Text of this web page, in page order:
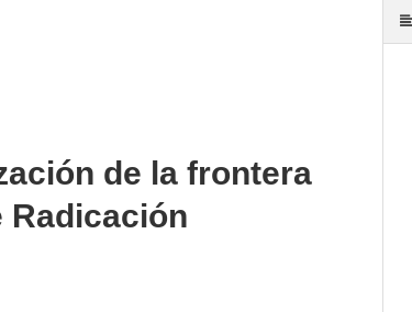
de la frontera
Radicación